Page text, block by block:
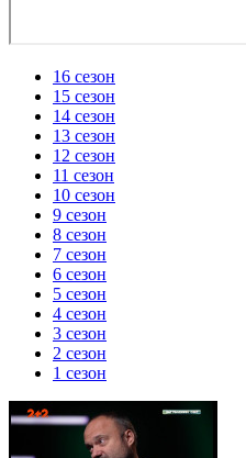
16 сезон
15 сезон
14 сезон
13 сезон
12 сезон
11 сезон
10 сезон
9 сезон
8 сезон
7 сезон
6 сезон
5 сезон
4 сезон
3 сезон
2 сезон
1 сезон